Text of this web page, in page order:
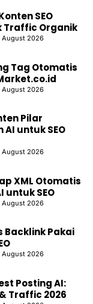
XML Otomatis
SEO
Pakai
Posting AI:
Traffic 2026
August 2026